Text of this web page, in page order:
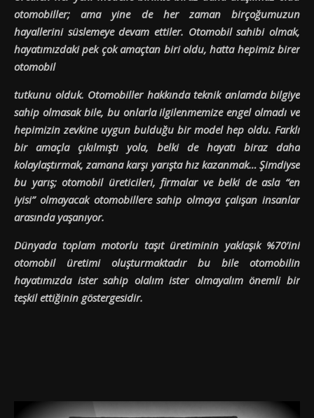
otomobiller; ama yine de her zaman birçoğumuzun
hayallerini süslemeye devam ettiler. Otomobil sahibi olmak,
hayatımızdaki pek çok amaçtan biri oldu, hatta hepimiz birer
otomobil
tutkunu olduk. Otomobiller hakkında teknik anlamda bilgiye
sahip olmasak bile, bu onlarla ilgilenmemize engel olmadı ve
hepimizin zevkine uygun bulduğu bir model hep oldu. Farklı
bir amaçla çıkılmıştı yola, belki de hayatı biraz daha
kolaylaştırmak, zamana karşı yarışta hız kazanmak… Şimdiyse
bu yarış; otomobil üreticileri, firmalar ve belki de asla “en
iyisi” olmayacak otomobillere sahip olmaya çalışan insanlar
arasında yaşanıyor.
Dünyada toplam motorlu taşıt üretiminin yaklaşık %70’ini
otomobil üretimi oluşturmaktadır bu bile otomobilin
hayatımızda ister sahip olalım ister olmayalım önemli bir
teşkil ettiğinin göstergesidir.